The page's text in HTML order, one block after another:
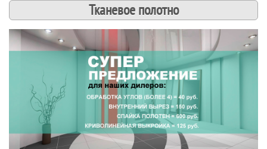
Тканевое полотно